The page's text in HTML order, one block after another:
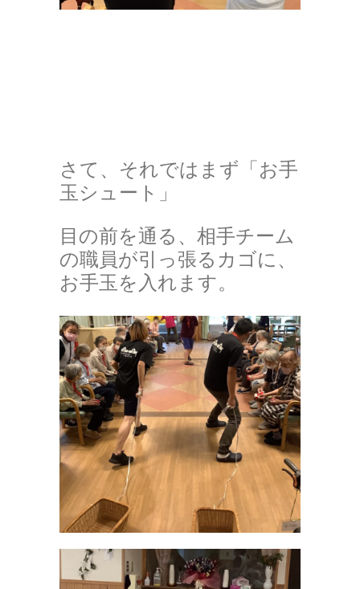
さて、それではまず「お手
玉シュート」
目の前を通る、相手チーム
の職員が引っ張るカゴに、
お手玉を入れます。